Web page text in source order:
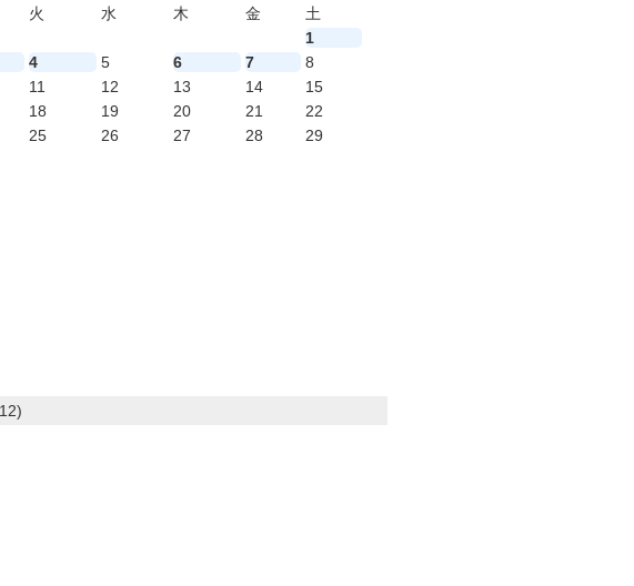
火 水 木 金
土
1
4 5 6 7
8
11 12 13 14
15
18 19 20 21
22
25 26 27 28
29